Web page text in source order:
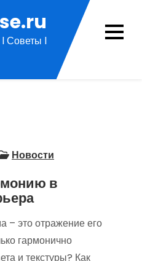
l Советы l
Новости
в
– это отражение его
гармонично
и текстуры? Как